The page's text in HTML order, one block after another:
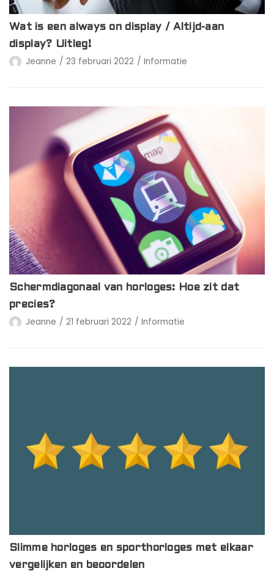
Wat is een always on display / Altijd-aan
display? Uitleg!
Jeanne 23 februari 2022 Informatie
Schermdiagonaal van horloges: Hoe zit dat
precies?
Jeanne 21 februari 2022 Informatie
Slimme horloges en sporthorloges met elkaar
vergelijken en beoordelen